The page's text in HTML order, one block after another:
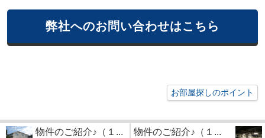
弊社へのお問い合わせはこちら
お部屋探しのポイント
物件のご紹介♪（１... 物件のご紹介♪（１...